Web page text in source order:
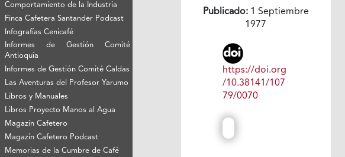
Comportamiento de la Industria
Finca Cafetera Santander Podcast
Infografías Cenicafé
Informes de Gestión Comité
Antioquía
Informes de Gestión Comité Caldas
Las Aventuras del Profesor Yarumo
Libros y Manuales
Libros Proyecto Manos al Agua
Magazín Cafetero
Magazín Cafetero Podcast
Memorias de la Cumbre de Café
Publicado:1 Septiembre
1977
https://doi.org
/10.38141/107
79/0070